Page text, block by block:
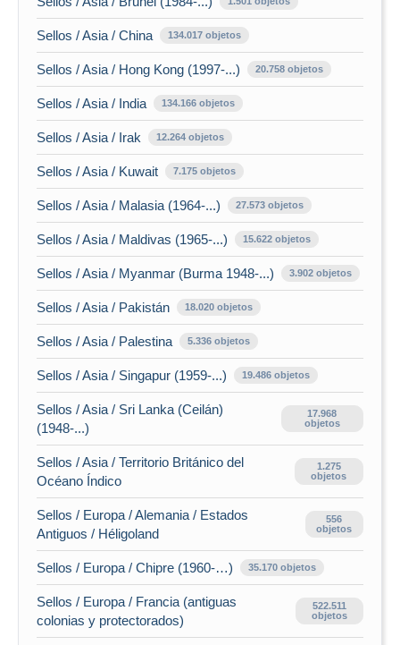
Sellos / Asia / China 134.017 objetos
Sellos / Asia / Hong Kong (1997-...) 20.758 objetos
Sellos / Asia / India 134.166 objetos
Sellos / Asia / Irak 12.264 objetos
Sellos / Asia / Kuwait 7.175 objetos
Sellos / Asia / Malasia (1964-...) 27.573 objetos
Sellos / Asia / Maldivas (1965-...) 15.622 objetos
Sellos / Asia / Myanmar (Burma 1948-...) 3.902 objetos
Sellos / Asia / Pakistán 18.020 objetos
Sellos / Asia / Palestina 5.336 objetos
Sellos / Asia / Singapur (1959-...) 19.486 objetos
Sellos / Asia / Sri Lanka (Ceilán)
(1948-...)
17.968
objetos
Sellos / Asia / Territorio Británico del
Océano Índico
1.275
objetos
Sellos / Europa / Alemania / Estados
Antiguos / Héligoland
556
objetos
Sellos / Europa / Chipre (1960-…) 35.170 objetos
Sellos / Europa / Francia (antiguas
colonias y protectorados)
522.511
objetos